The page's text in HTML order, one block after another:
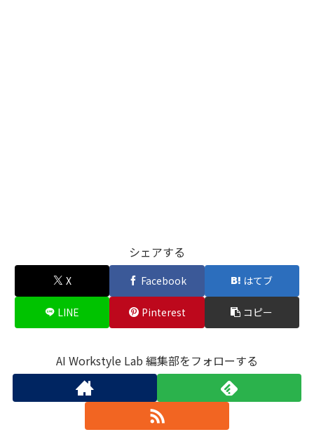
シェアする
X Facebook はてブ
LINE Pinterest コピー
AI Workstyle Lab 編集部をフォローする